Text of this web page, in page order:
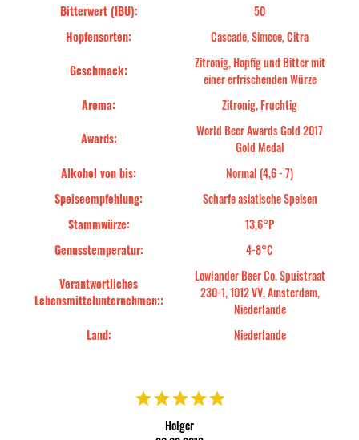
Bitterwert (IBU):
50
Hopfensorten:
Cascade, Simcoe, Citra
Geschmack:
Zitronig, Hopfig und Bitter mit
einer erfrischenden Würze
Aroma:
Zitronig, Fruchtig
Awards:
World Beer Awards Gold 2017
Gold Medal
Alkohol von bis:
Normal (4,6 - 7)
Speiseempfehlung:
Scharfe asiatische Speisen
Stammwürze:
13,6°P
Genusstemperatur:
4-8°C
Verantwortliches
Lebensmittelunternehmen::
Lowlander Beer Co. Spuistraat
230-1, 1012 VV, Amsterdam,
Niederlande
Land:
Niederlande
Holger